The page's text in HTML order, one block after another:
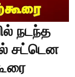
நடந்த
சட்டென